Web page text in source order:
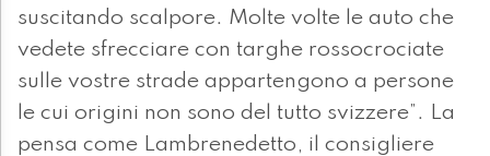
suscitando scalpore. Molte volte le auto che
vedete sfrecciare con targhe rossocrociate
sulle vostre strade appartengono a persone
le cui origini non sono del tutto svizzere”. La
pensa come Lambrenedetto, il consigliere